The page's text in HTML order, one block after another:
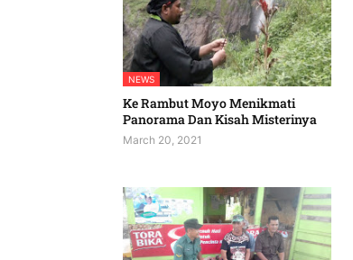
NEWS
Ke Rambut Moyo Menikmati
Panorama Dan Kisah Misterinya
March 20, 2021